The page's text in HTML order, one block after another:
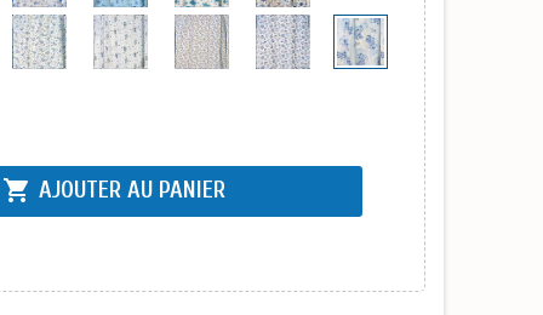
shopping_cart AJOUTER AU PANIER